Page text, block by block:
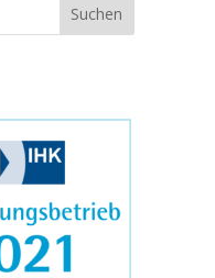
Suchen